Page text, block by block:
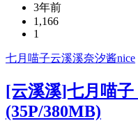
3年前
1,166
1
七月喵子云溪溪奈汐酱nice
[云溪溪]七月喵
(35P/380MB)